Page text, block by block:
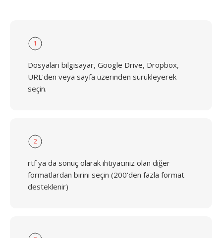
1
Dosyaları bilgisayar, Google Drive, Dropbox,
URL'den veya sayfa üzerinden sürükleyerek
seçin.
2
rtf ya da sonuç olarak ihtiyacınız olan diğer
formatlardan birini seçin (200'den fazla format
desteklenir)